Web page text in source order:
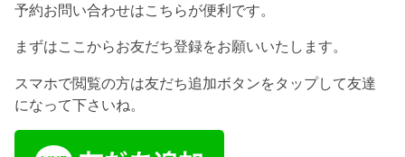
予約お問い合わせはこちらが便利です。
まずはここからお友だち登録をお願いいたします。
スマホで閲覧の方は友だち追加ボタンをタップして友達
になって下さいね。